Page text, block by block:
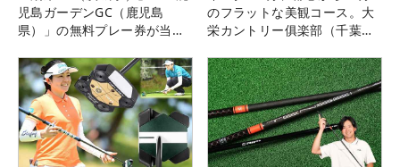
児島ガーデンGC（鹿児島
県）」の無料プレー券が当た
のフラットな美観コース。大
栄カントリー俱楽部（千葉